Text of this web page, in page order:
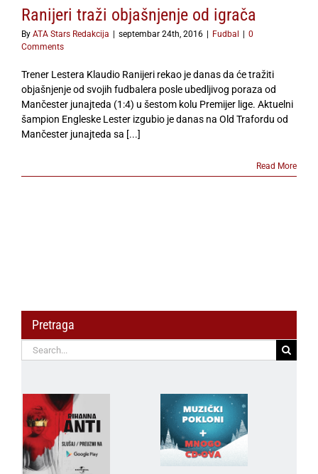
Ranijeri traži objašnjenje od igrača
By ATA Stars Redakcija | septembar 24th, 2016 | Fudbal | 0
Comments
Trener Lestera Klaudio Ranijeri rekao je danas da će tražiti
objašnjenje od svojih fudbalera posle ubedljivog poraza od
Mančester junajteda (1:4) u šestom kolu Premijer lige. Aktuelni
šampion Engleske Lester izgubio je danas na Old Trafordu od
Mančester junajteda sa [...]
Read More
Pretraga
Search
for: